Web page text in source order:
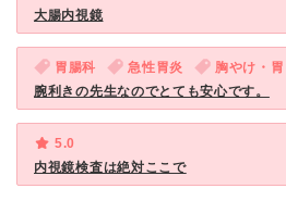
大腸内視鏡
胃腸科 急性胃炎 胸やけ・
腕利きの先生なのでとても安心です。
5.0
内視鏡検査は絶対ここで